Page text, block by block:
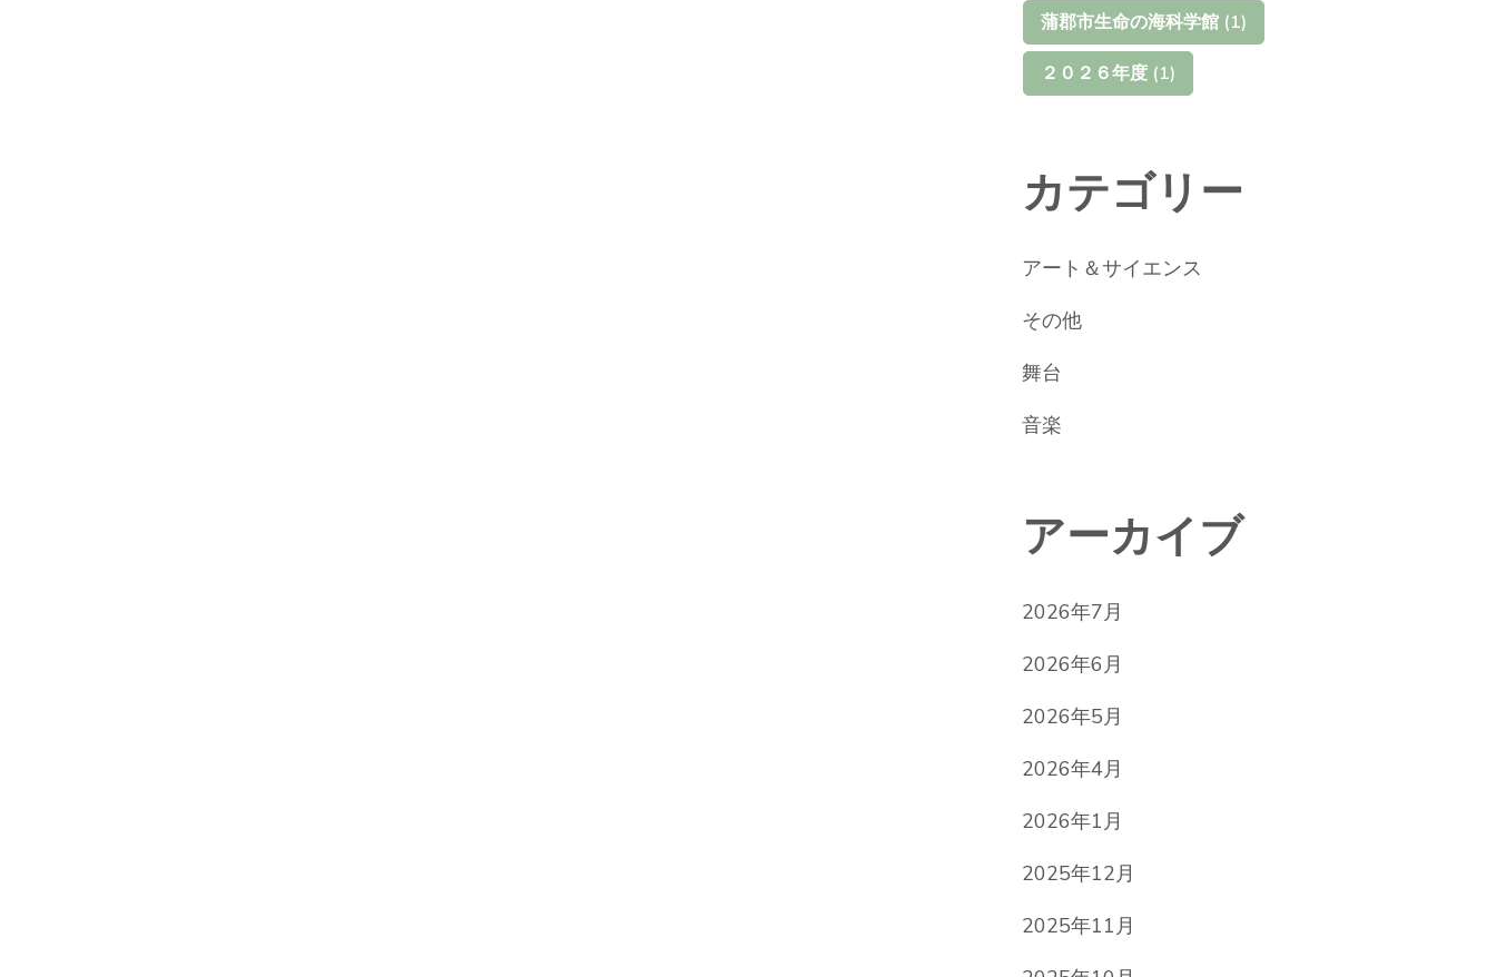
蒲郡市生命の海科学館(1)
２０２６年度(1)
カテゴリー
アート＆サイエンス
その他
舞台
音楽
アーカイブ
2026年7月
2026年6月
2026年5月
2026年4月
2026年1月
2025年12月
2025年11月